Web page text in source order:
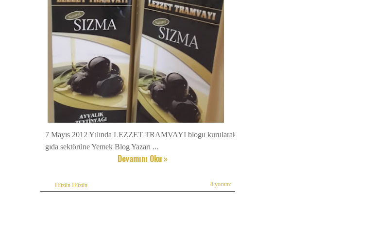
7 Mayıs 2012 Yılında LEZZET TRAMVAYI blogu kurularak
gıda sektörüne Yemek Blog Yazarı ...
Devamını Oku »
Hüzün Hüzün 8 yorum: